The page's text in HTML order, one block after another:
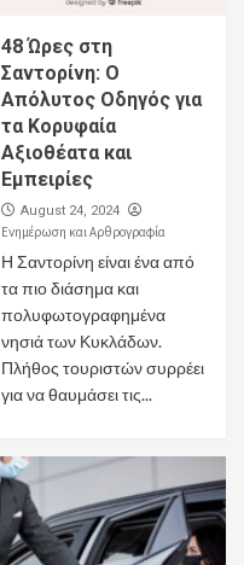
48 Ώρες στη
Σαντορίνη: Ο
Απόλυτος Οδηγός για
τα Κορυφαία
Αξιοθέατα και
Εμπειρίες
August 24, 2024
Ενημέρωση και Αρθρογραφία
Η Σαντορίνη είναι ένα από
τα πιο διάσημα και
πολυφωτογραφημένα
νησιά των Κυκλάδων.
Πλήθος τουριστών συρρέει
για να θαυμάσει τις...